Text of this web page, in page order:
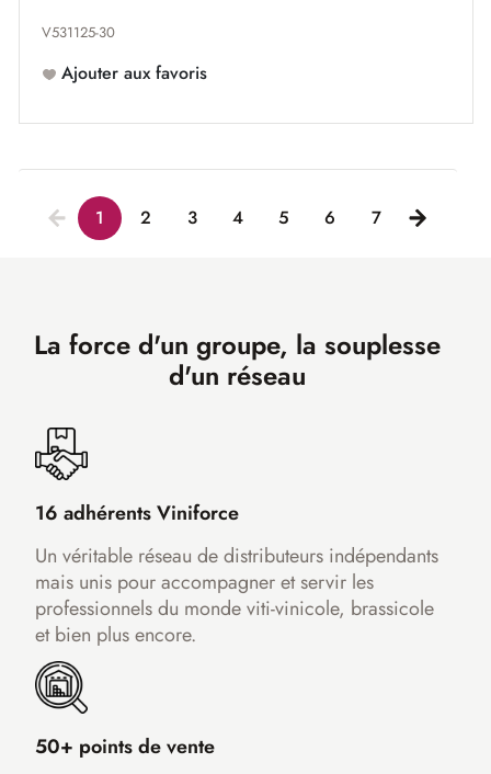
V531125-30
Ajouter aux favoris
1 2 3 4 5 6 7
La force d'un groupe, la souplesse
d'un réseau
16 adhérents Viniforce
Un véritable réseau de distributeurs indépendants
mais unis pour accompagner et servir les
professionnels du monde viti-vinicole, brassicole
et bien plus encore.
50+ points de vente